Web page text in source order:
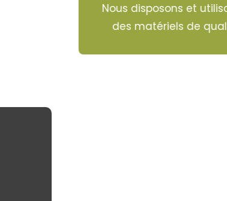
Nous disposons et utilisons
des matériels de qualité.